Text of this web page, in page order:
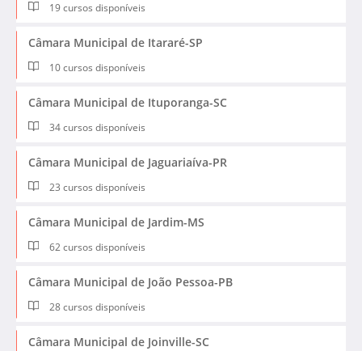
19 cursos disponíveis
Câmara Municipal de Itararé-SP
10 cursos disponíveis
Câmara Municipal de Ituporanga-SC
34 cursos disponíveis
Câmara Municipal de Jaguariaíva-PR
23 cursos disponíveis
Câmara Municipal de Jardim-MS
62 cursos disponíveis
Câmara Municipal de João Pessoa-PB
28 cursos disponíveis
Câmara Municipal de Joinville-SC